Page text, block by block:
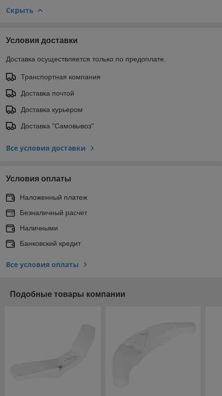
Скрыть
Условия доставки
Доставка осуществляется только по предоплате.
Транспортная компания
Доставка почтой
Доставка курьером
Доставка "Самовывоз"
Все условия доставки
Условия оплаты
Наложенный платеж
Безналичный расчет
Наличными
Банковский кредит
Все условия оплаты
Подобные товары компании